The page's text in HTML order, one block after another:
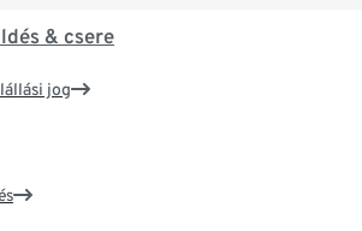
& csere
jog